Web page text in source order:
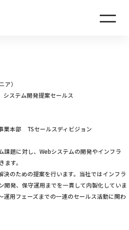
システム開発提案セールス
ア）
システム開発提案セールス
業本部 TSセールスディビジョン
課題に対し、Webシステムの開発やインフラ
ます。
決のための提案を行います。当社ではインフラ
開発、保守運用までを一貫して内製化していま
運用フェーズまでの一連のセールス活動に関わ